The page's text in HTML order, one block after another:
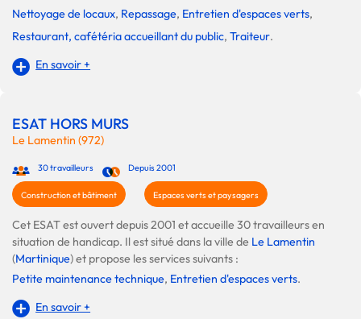
Nettoyage de locaux, Repassage, Entretien d'espaces verts,
Restaurant, cafétéria accueillant du public, Traiteur.
En savoir +
ESAT HORS MURS
Le Lamentin (972)
30 travailleurs Depuis 2001
Construction et bâtiment Espaces verts et paysagers
Cet ESAT est ouvert depuis 2001 et accueille 30 travailleurs en
situation de handicap. Il est situé dans la ville de Le Lamentin
(Martinique) et propose les services suivants :
Petite maintenance technique, Entretien d'espaces verts.
En savoir +